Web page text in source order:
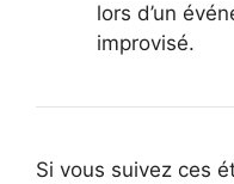
lors d’un
improvisé.
Si vous suivez ces